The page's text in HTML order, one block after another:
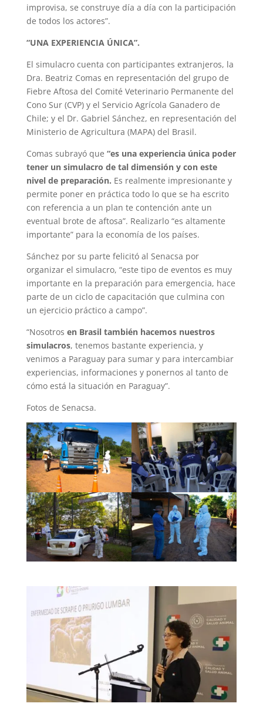
improvisa, se construye día a día con la participación
de todos los actores”.
“UNA EXPERIENCIA ÚNICA”.
El simulacro cuenta con participantes extranjeros, la
Dra. Beatriz Comas en representación del grupo de
Fiebre Aftosa del Comité Veterinario Permanente del
Cono Sur (CVP) y el Servicio Agrícola Ganadero de
Chile; y el Dr. Gabriel Sánchez, en representación del
Ministerio de Agricultura (MAPA) del Brasil.
Comas subrayó que “es una experiencia única poder
tener un simulacro de tal dimensión y con este
nivel de preparación. Es realmente impresionante y
permite poner en práctica todo lo que se ha escrito
con referencia a un plan te contención ante un
eventual brote de aftosa”. Realizarlo “es altamente
importante” para la economía de los países.
Sánchez por su parte felicitó al Senacsa por
organizar el simulacro, “este tipo de eventos es muy
importante en la preparación para emergencia, hace
parte de un ciclo de capacitación que culmina con
un ejercicio práctico a campo”.
“Nosotros en Brasil también hacemos nuestros
simulacros, tenemos bastante experiencia, y
venimos a Paraguay para sumar y para intercambiar
experiencias, informaciones y ponernos al tanto de
cómo está la situación en Paraguay”.
Fotos de Senacsa.